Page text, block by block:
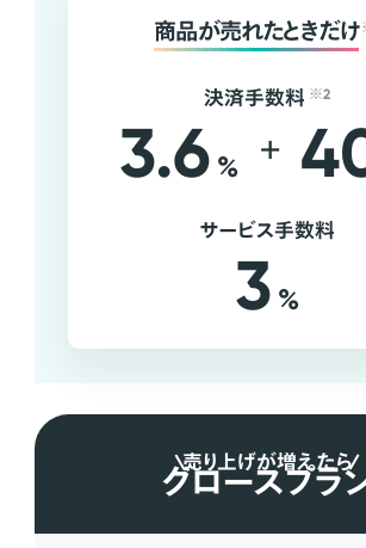
商品が売れたときだけ
決済手数料 ※2
3.6 % +
サービス手数料
3 %
売り上げが増えたら
グロースプラ